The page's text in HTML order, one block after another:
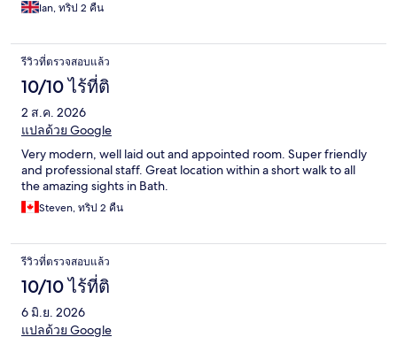
Ian, ทริป 2 คืน
รีวิวที่ตรวจสอบแล้ว
10/10 ไร้ที่ติ
2 ส.ค. 2026
แปลด้วย Google
Very modern, well laid out and appointed room. Super friendly
and professional staff. Great location within a short walk to all
the amazing sights in Bath.
Steven, ทริป 2 คืน
รีวิวที่ตรวจสอบแล้ว
10/10 ไร้ที่ติ
6 มิ.ย. 2026
แปลด้วย Google